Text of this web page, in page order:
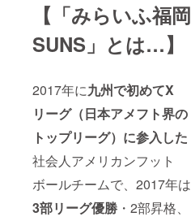
【「みらいふ福岡
SUNS」とは…】
2017年に九州で初めてX
リーグ（日本アメフト界の
トップリーグ）に参入した
社会人アメリカンフット
ボールチームで、2017年は
3部リーグ優勝 ・2部昇格、